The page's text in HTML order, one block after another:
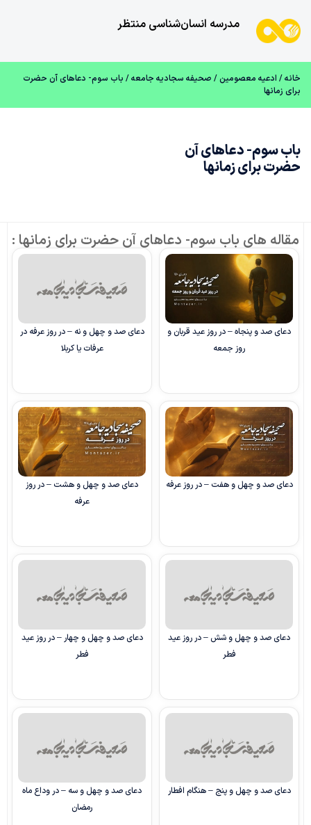
مدرسه انسان‌شناسی منتظر
خانه/ ادعیه معصومین/ صحیفه سجادیه جامعه/ باب سوم- دعاهای آن حضرت
برای زمانها
باب سوم- دعاهای آن
حضرت برای زمانها
مقاله های باب سوم- دعاهای آن حضرت برای زمانها :
دعای صد و پنجاه – در روز عید قربان و
روز جمعه
دعای صد و چهل‌ و نه – در روز عرفه در
عرفات یا کربلا
دعای صد و چهل‌ و هفت – در روز عرفه
دعای صد و چهل‌ و هشت – در روز
عرفه
دعای صد و چهل‌ و شش – در روز عید
فطر
دعای صد و چهل‌ و چهار – در روز عید
فطر
دعای صد و چهل‌ و پنج – هنگام افطار
دعای صد و چهل‌ و سه – در وداع ماه
رمضان